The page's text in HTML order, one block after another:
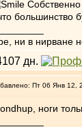
большинство
ни в нирване
Пт 06 Янв 12,
ноги